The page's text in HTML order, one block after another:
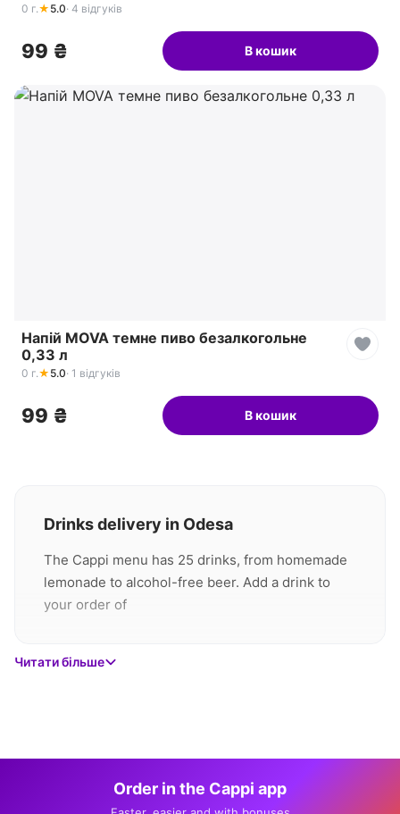
0 г.★ 5.0· 4 відгуків
99 ₴ В кошик
Напій MOVA темне пиво безалкогольне
0,33 л
0 г.★ 5.0· 1 відгуків
99 ₴ В кошик
Drinks delivery in Odesa
The Cappi menu has 25 drinks, from homemade
lemonade to alcohol-free beer. Add a drink to
your order of
pizza
minutes — there is no separate delivery fee for
Читати більше
Order in the Cappi app